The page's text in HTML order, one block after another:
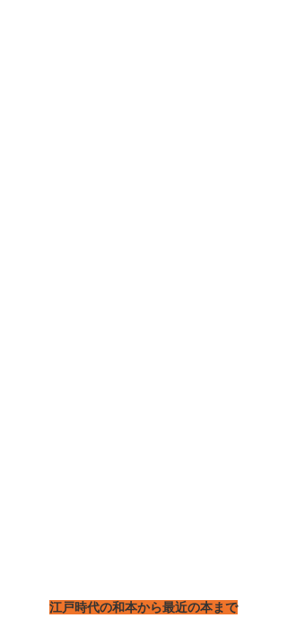
江戸時代の和本から最近の本まで